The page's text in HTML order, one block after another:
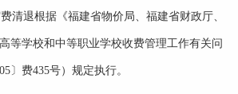
清退根据《福建省物价局、福建省财政厅、
等学校和中等职业学校收费管理工作有关问
〕费435号）规定执行。